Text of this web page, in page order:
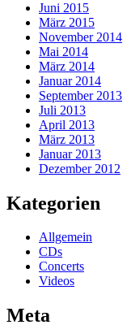
Juni 2015
März 2015
November 2014
Mai 2014
März 2014
Januar 2014
September 2013
Juli 2013
April 2013
März 2013
Januar 2013
Dezember 2012
Kategorien
Allgemein
CDs
Concerts
Videos
Meta